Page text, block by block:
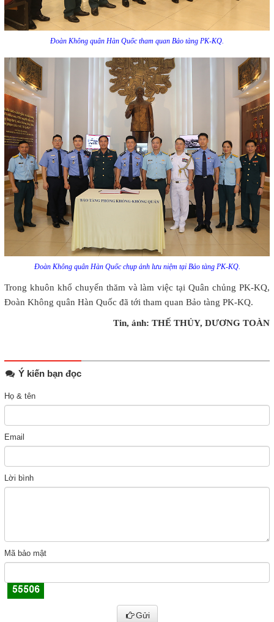
Đoàn Không quân Hàn Quốc tham quan Bảo tàng PK-KQ.
Đoàn Không quân Hàn Quốc chụp ảnh lưu niệm tại Bảo tàng PK-KQ.
Trong khuôn khổ chuyến thăm và làm việc tại Quân chủng PK-KQ,
Đoàn Không quân Hàn Quốc đã tới tham quan Bảo tàng PK-KQ.
Tin, ảnh: THẾ THỦY, DƯƠNG TOÀN
Ý kiến bạn đọc
Họ & tên
Email
Lời bình
Mã bảo mật
Gửi